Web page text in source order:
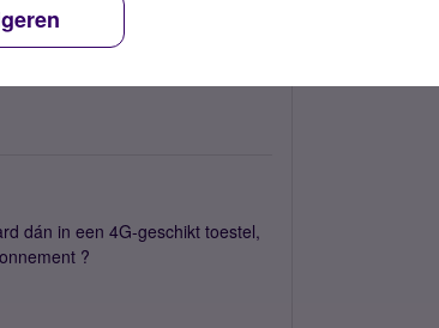
dán in een 4G-geschikt toestel,
?